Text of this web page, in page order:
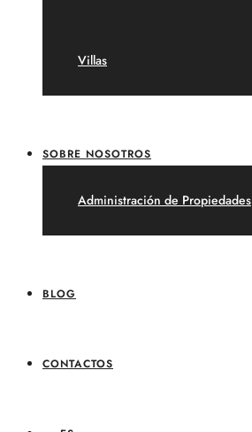
Villas
SOBRE NOSOTROS
Administración de Propiedades
BLOG
CONTACTOS